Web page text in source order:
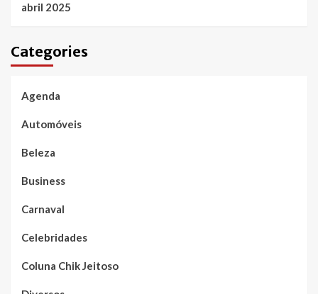
abril 2025
Categories
Agenda
Automóveis
Beleza
Business
Carnaval
Celebridades
Coluna Chik Jeitoso